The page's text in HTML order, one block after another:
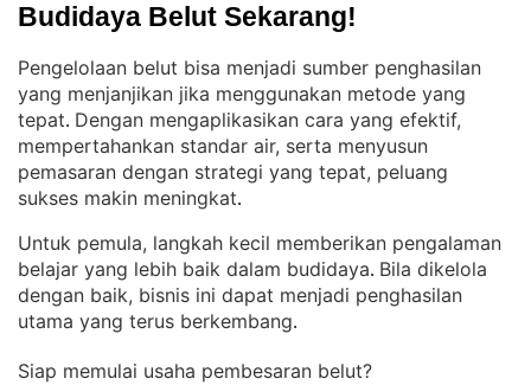
Budidaya Belut Sekarang!
Pengelolaan belut bisa menjadi sumber penghasilan
yang menjanjikan jika menggunakan metode yang
tepat. Dengan mengaplikasikan cara yang efektif,
mempertahankan standar air, serta menyusun
pemasaran dengan strategi yang tepat, peluang
sukses makin meningkat.
Untuk pemula, langkah kecil memberikan pengalaman
belajar yang lebih baik dalam budidaya. Bila dikelola
dengan baik, bisnis ini dapat menjadi penghasilan
utama yang terus berkembang.
Siap memulai usaha pembesaran belut?